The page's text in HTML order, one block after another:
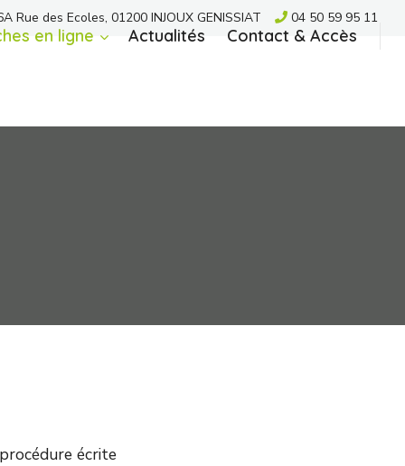
Rue des Ecoles, 01200 INJOUX GENISSIAT 04 50 59 95 11
en ligne Actualités Contact & Accès
écrite